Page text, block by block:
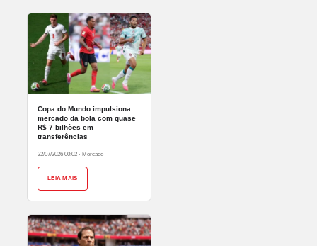
Copa do Mundo impulsiona
mercado da bola com quase
R$ 7 bilhões em
transferências
22/07/2026 00:02 · Mercado
LEIA MAIS